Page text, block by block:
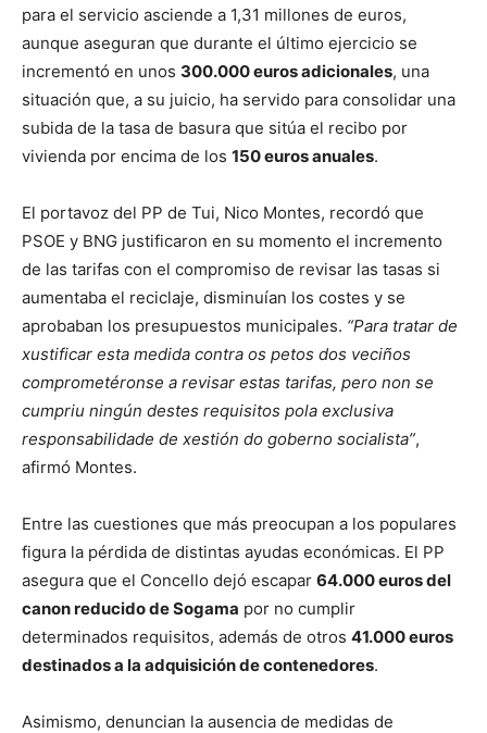
para el servicio asciende a 1,31 millones de euros,
aunque aseguran que durante el último ejercicio se
incrementó en unos 300.000 euros adicionales, una
situación que, a su juicio, ha servido para consolidar una
subida de la tasa de basura que sitúa el recibo por
vivienda por encima de los 150 euros anuales.
El portavoz del PP de Tui, Nico Montes, recordó que
PSOE y BNG justificaron en su momento el incremento
de las tarifas con el compromiso de revisar las tasas si
aumentaba el reciclaje, disminuían los costes y se
aprobaban los presupuestos municipales. “Para tratar de
xustificar esta medida contra os petos dos veciños
comprometéronse a revisar estas tarifas, pero non se
cumpriu ningún destes requisitos pola exclusiva
responsabilidade de xestión do goberno socialista”,
afirmó Montes.
Entre las cuestiones que más preocupan a los populares
figura la pérdida de distintas ayudas económicas. El PP
asegura que el Concello dejó escapar 64.000 euros del
canon reducido de Sogama por no cumplir
determinados requisitos, además de otros 41.000 euros
destinados a la adquisición de contenedores.
Asimismo, denuncian la ausencia de medidas de